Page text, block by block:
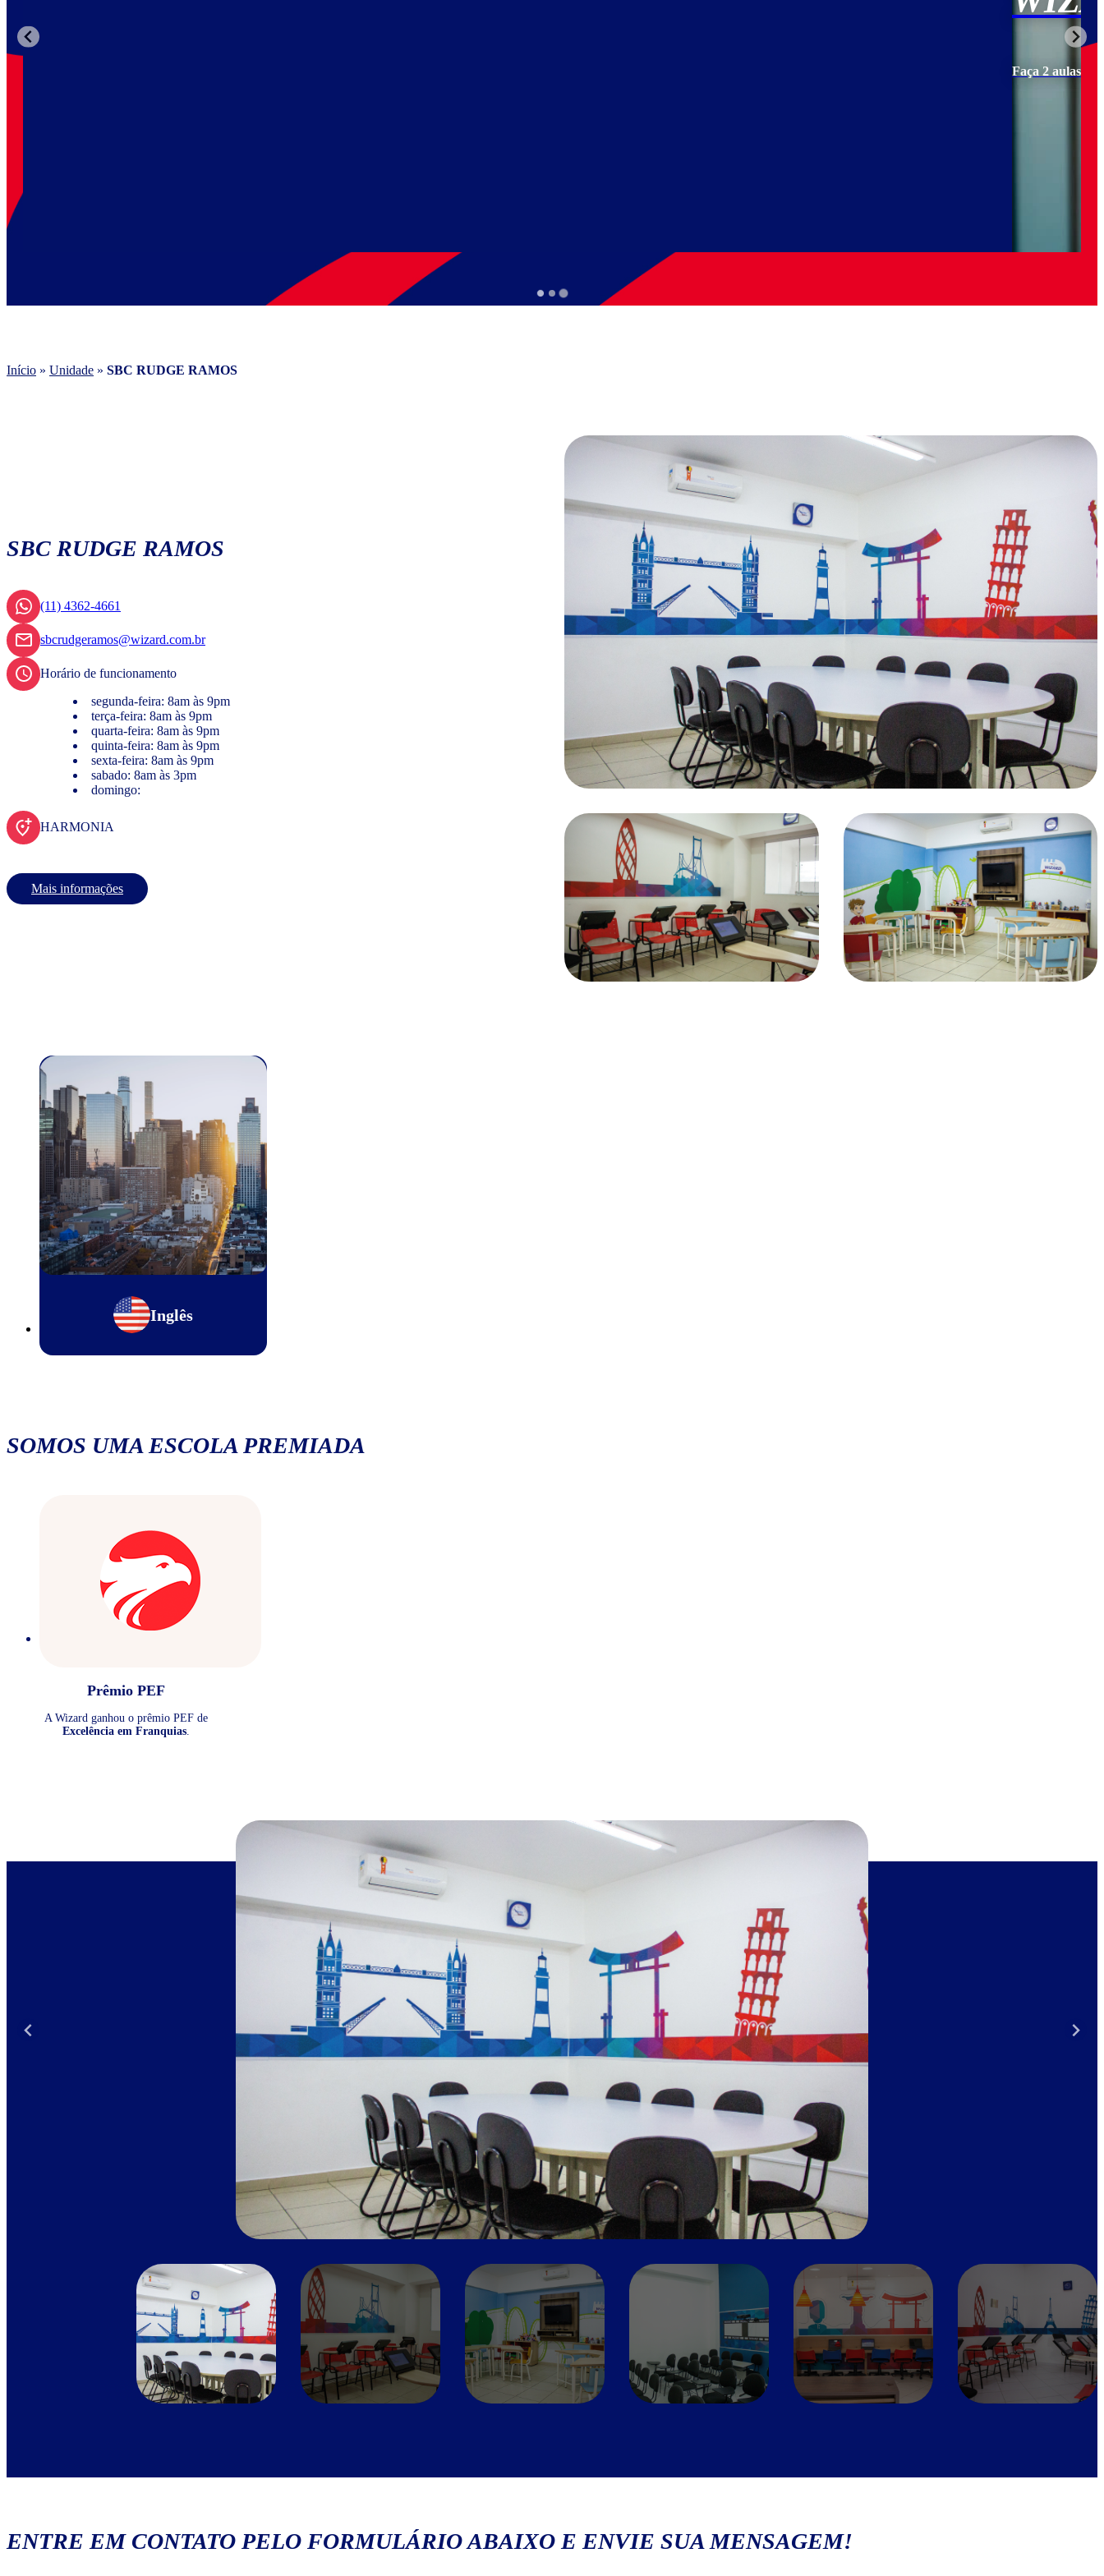
Início » Unidade » SBC RUDGE RAMOS
SBC RUDGE RAMOS
(11) 4362-4661
sbcrudgeramos@wizard.com.br
Horário de funcionamento
segunda-feira: 8am às 9pm
terça-feira: 8am às 9pm
quarta-feira: 8am às 9pm
quinta-feira: 8am às 9pm
sexta-feira: 8am às 9pm
sabado: 8am às 3pm
domingo:
HARMONIA
Mais informações
Inglês
SOMOS UMA ESCOLA PREMIADA
Prêmio PEF
A Wizard ganhou o prêmio PEF de
Excelência em Franquias.
ENTRE EM CONTATO PELO FORMULÁRIO ABAIXO E ENVIE SUA MENSAGEM!